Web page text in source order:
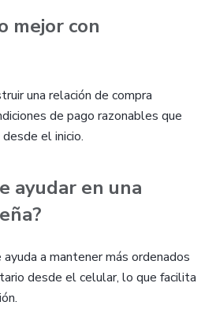
mejor con
una relación de compra
de pago razonables que
el inicio.
ayudar en una
a mantener más ordenados
desde el celular, lo que facilita